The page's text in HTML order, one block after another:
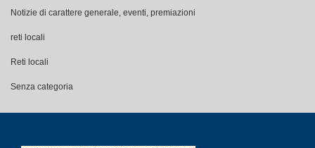
Notizie di carattere generale, eventi, premiazioni
reti locali
Reti locali
Senza categoria